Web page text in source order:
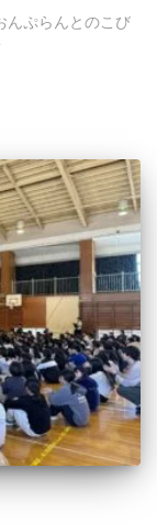
ぷらんとのこび